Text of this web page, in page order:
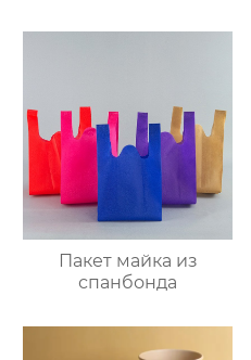
Пакет майка из
спанбонда